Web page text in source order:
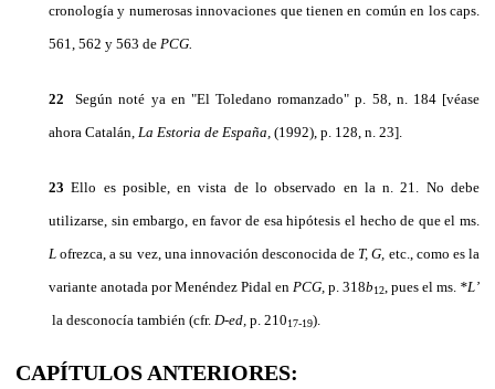
cronología y numerosas innovaciones que tienen en común en los caps.
561, 562 y 563 de PCG.
22
Según noté ya en "El Toledano romanzado" p. 58, n. 184 [véase
ahora Catalán, La Estoria de Espa­ña, (1992), p. 128, n. 23].
23 Ello es posible, en vista de lo observado en la n. 21. No debe
utilizarse, sin embargo, en favor de esa hipótesis el hecho de que el ms.
Lofrezca, a su vez, una innovación desconocida de T, G, etc., como es la
variante anotada por Menéndez Pidal en PCG, p. 318b12 , pues el ms. *L’
la desconocía también (cfr. D-ed, p. 21017-19).
CAPÍTULOS ANTERIORES: